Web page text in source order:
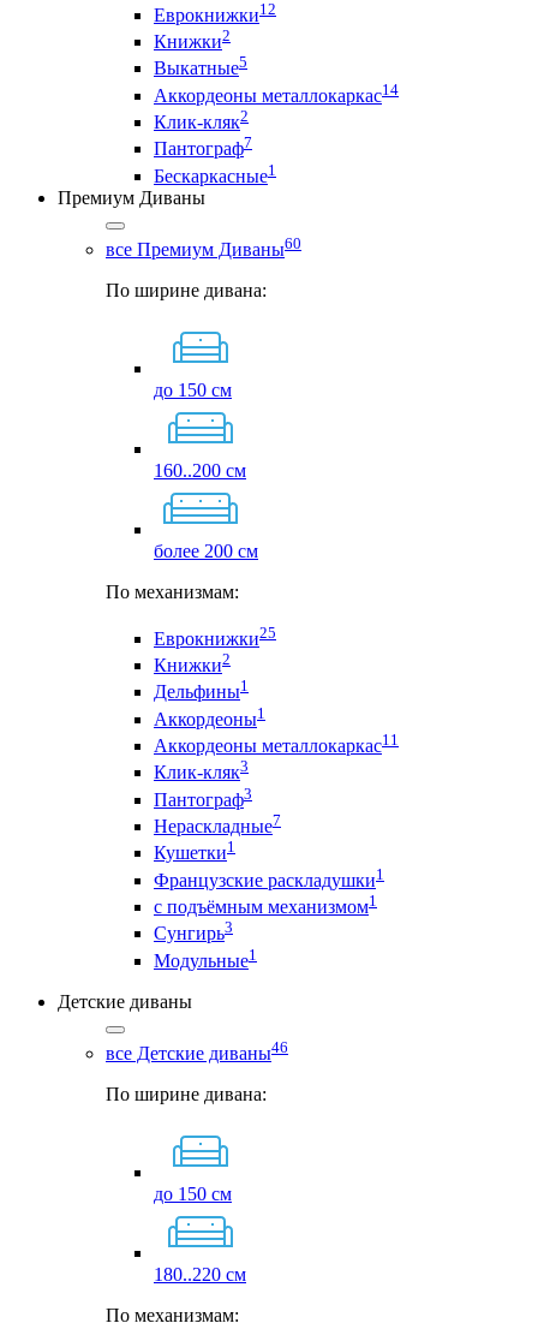
Еврокнижки12
Книжки2
Выкатные5
Аккордеоны металлокаркас14
Клик-кляк2
Пантограф7
Бескаркасные1
Премиум Диваны
все Премиум Диваны60
По ширине дивана:
до 150 см
160..200 см
более 200 см
По механизмам:
Еврокнижки25
Книжки2
Дельфины1
Аккордеоны1
Аккордеоны металлокаркас11
Клик-кляк3
Пантограф3
Нераскладные7
Кушетки1
Французские раскладушки1
с подъёмным механизмом1
Сунгирь3
Модульные1
Детские диваны
все Детские диваны46
По ширине дивана:
до 150 см
180..220 см
По механизмам: